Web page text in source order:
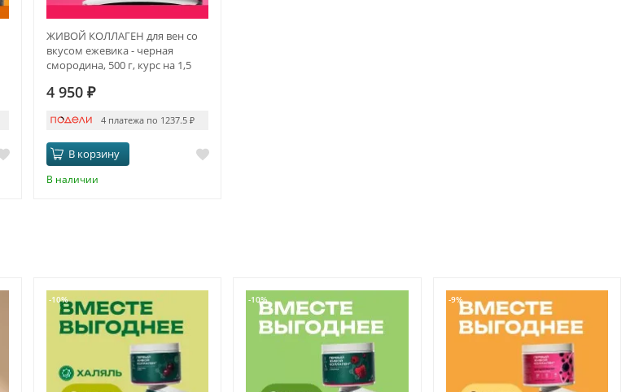
ЖИВОЙ КОЛЛАГЕН для вен со
вкусом ежевика - черная
смородина, 500 г, курс на 1,5
4 950 ₽
4 платежа по 1237.5₽
В корзину
В наличии
-10% -10% -9%